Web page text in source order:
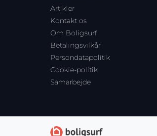
Artikler
Kontakt os
Om Boligsurf
Betalingsvilkår
Persondatapolitik
Cookie-politik
Samarbejde